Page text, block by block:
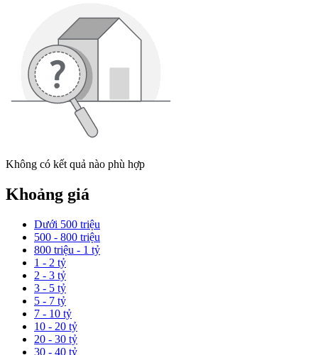
Không có kết quả nào phù hợp
Khoảng giá
Dưới 500 triệu
500 - 800 triệu
800 triệu - 1 tỷ
1 - 2 tỷ
2 - 3 tỷ
3 - 5 tỷ
5 - 7 tỷ
7 - 10 tỷ
10 - 20 tỷ
20 - 30 tỷ
30 - 40 tỷ